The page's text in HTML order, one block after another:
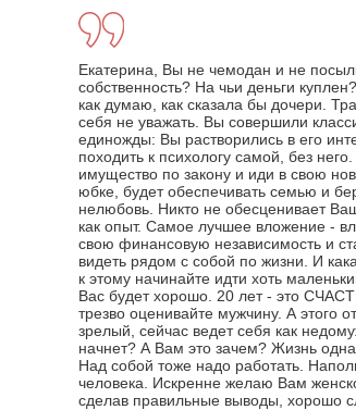
Екатерина, Вы не чемодан и не
собственность? На чьи деньги
как думаю, как сказала бы дочери.
себя не уважать. Вы совершили
единожды: Вы растворились в его
походить к психологу самой, без
имущество по закону и иди в свою
юбке, будет обеспечивать семью и
нелюбовь. Никто не обесценивает
как опыт. Самое лучшее вложение -
свою финансовую независимость и
видеть рядом с собой по жизни. И
к этому начинайте идти хоть
Вас будет хорошо. 20 лет - это
трезво оценивайте мужчину. А этого
зрелый, сейчас ведет себя как
начнет? А Вам это зачем? Жизнь
Над собой тоже надо работать.
человека. Искренне желаю Вам
сделав правильные выводы, хорошо